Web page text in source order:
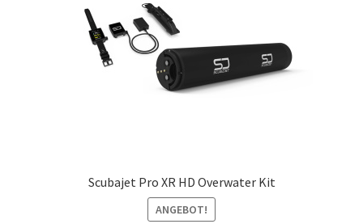
Scubajet Pro XR HD Overwater Kit
ANGEBOT!